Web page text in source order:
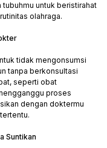
tubuhmu untuk beristirahat
olahraga.
tidak mengonsumsi
tanpa berkonsultasi
seperti obat
proses
dengan doktermu
Suntikan